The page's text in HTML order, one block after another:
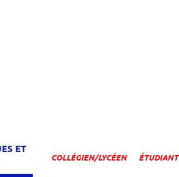
ET
Espaces
COLLÉGIEN/LYCÉEN ÉTUDIANT